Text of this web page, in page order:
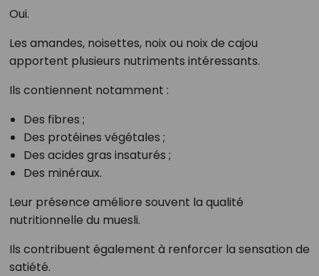
Oui.
Les amandes, noisettes, noix ou noix de cajou
apportent plusieurs nutriments intéressants.
Ils contiennent notamment :
Des fibres ;
Des protéines végétales ;
Des acides gras insaturés ;
Des minéraux.
Leur présence améliore souvent la qualité
nutritionnelle du muesli.
Ils contribuent également à renforcer la sensation de
satiété.